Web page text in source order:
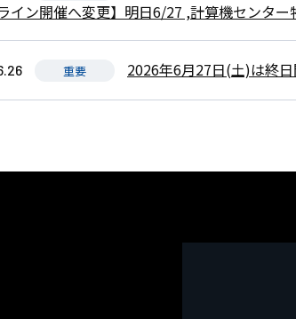
ライン開催へ変更】明日6/27 ,計算機センタ
重要 2026年6月27日(土)は終